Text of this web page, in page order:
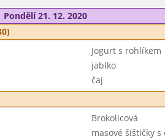
Pondělí 21. 12. 2020
Jogurt s rohlíkem
jablko
čaj
Brokolicová
masové šištičky